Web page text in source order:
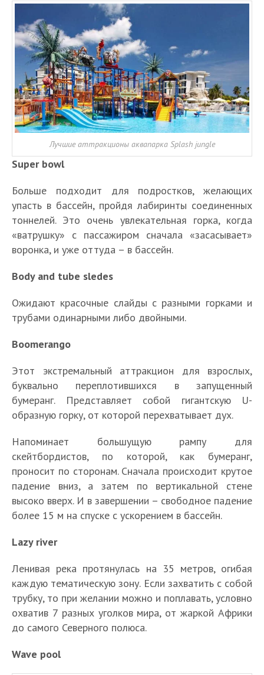
Лучшие аттракционы аквапарка Splash jungle
Super bowl
Больше подходит для подростков, желающих
упасть в бассейн, пройдя лабиринты соединенных
тоннелей. Это очень увлекательная горка, когда
«ватрушку» с пассажиром сначала «засасывает»
воронка, и уже оттуда – в бассейн.
Body and tube sledes
Ожидают красочные слайды с разными горками и
трубами одинарными либо двойными.
Boomerango
Этот экстремальный аттракцион для взрослых,
буквально переплотившихся в запущенный
бумеранг. Представляет собой гигантскую U-
образную горку, от которой перехватывает дух.
Напоминает большущую рампу для
скейтбордистов, по которой, как бумеранг,
проносит по сторонам. Сначала происходит крутое
падение вниз, а затем по вертикальной стене
высоко вверх. И в завершении – свободное падение
более 15 м на спуске с ускорением в бассейн.
Lazy river
Ленивая река протянулась на 35 метров, огибая
каждую тематическую зону. Если захватить с собой
трубку, то при желании можно и поплавать, условно
охватив 7 разных уголков мира, от жаркой Африки
до самого Северного полюса.
Wave pool